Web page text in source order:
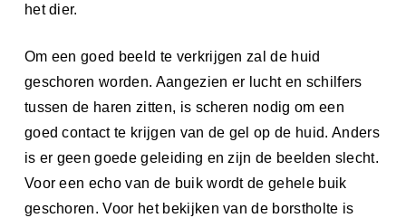
het dier.
Om een goed beeld te verkrijgen zal de huid
geschoren worden. Aangezien er lucht en schilfers
tussen de haren zitten, is scheren nodig om een
goed contact te krijgen van de gel op de huid. Anders
is er geen goede geleiding en zijn de beelden slecht.
Voor een echo van de buik wordt de gehele buik
geschoren. Voor het bekijken van de borstholte is